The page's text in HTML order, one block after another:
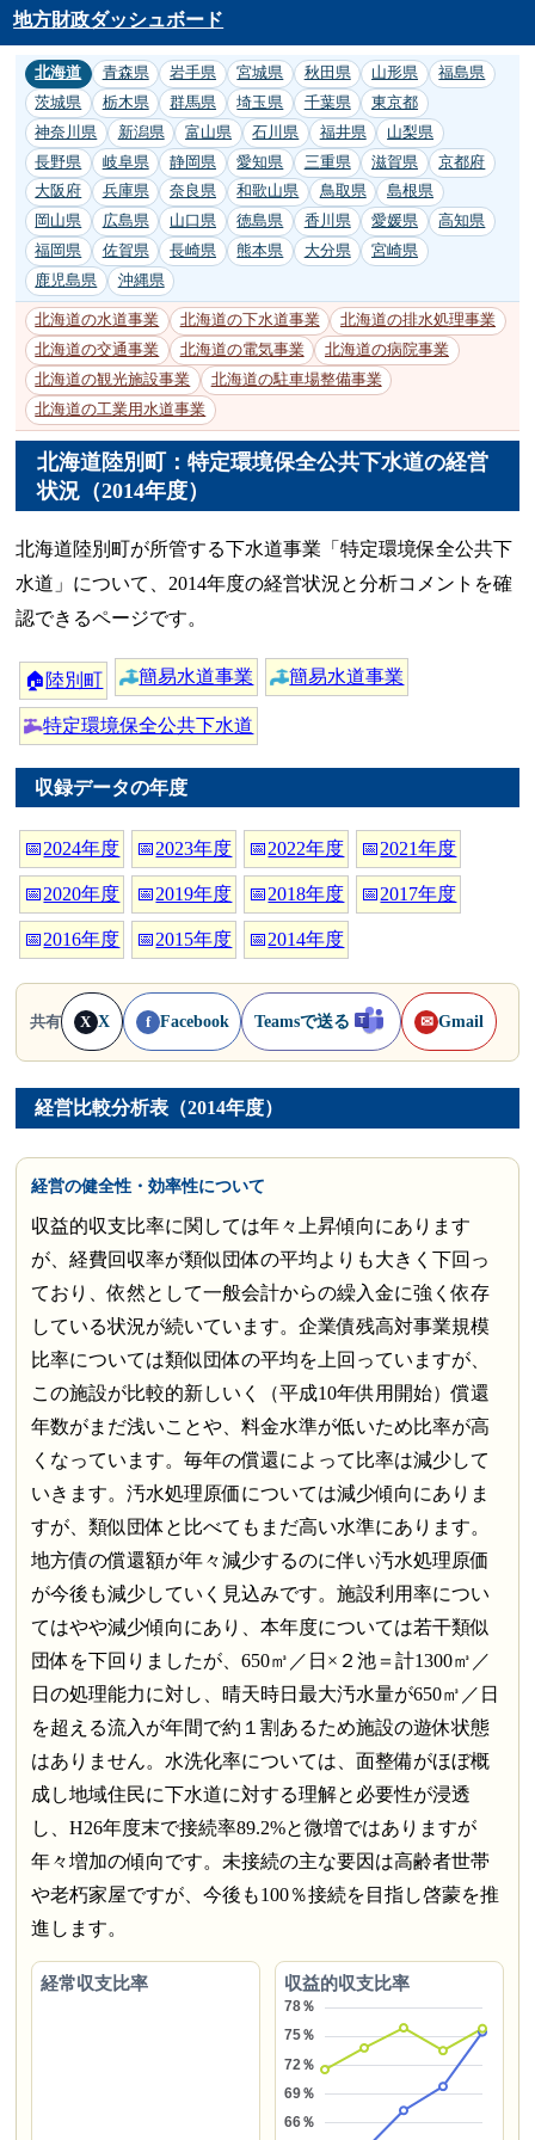
地方財政ダッシュボード
北海道 青森県 岩手県 宮城県 秋田県 山形県
福島県
茨城県
栃木県 群馬県 埼玉県 千葉県
東京都
神奈川県
新潟県 富山県 石川県 福井県
山梨県
長野県
岐阜県 静岡県 愛知県 三重県 滋賀県
京都府
大阪府
兵庫県 奈良県 和歌山県 鳥取県
島根県
岡山県
広島県 山口県 徳島県 香川県 愛媛県
高知県
福岡県
佐賀県 長崎県 熊本県 大分県
宮崎県
鹿児島県
沖縄県
北海道の水道事業 北海道の下水道事業
北海道の排水処理事業
北海道の交通事業
北海道の電気事業
北海道の病院事業
北海道の観光施設事業
北海道の駐車場整備事業
北海道の工業用水道事業
北海道陸別町：特定環境保全公共下水道の経営
状況（2014年度）
北海道陸別町が所管する下水道事業「特定環境保全公共下
水道」について、2014年度の経営状況と分析コメントを確
認できるページです。
🏠 陸別町 簡易水道事業 簡易水道事業
特定環境保全公共下水道
収録データの年度
📅2024年度 📅2023年度 📅2022年度 📅2021年度
📅2020年度 📅2019年度 📅2018年度 📅2017年度
📅2016年度 📅2015年度 📅2014年度
共有 X X f Facebook Teamsで送る ✉ Gmail
経営比較分析表（2014年度）
経営の健全性・効率性について
収益的収支比率に関しては年々上昇傾向にあります
が、経費回収率が類似団体の平均よりも大きく下回っ
ており、依然として一般会計からの繰入金に強く依存
している状況が続いています。企業債残高対事業規模
比率については類似団体の平均を上回っていますが、
この施設が比較的新しいく（平成10年供用開始）償還
年数がまだ浅いことや、料金水準が低いため比率が高
くなっています。毎年の償還によって比率は減少して
いきます。汚水処理原価については減少傾向にありま
すが、類似団体と比べてもまだ高い水準にあります。
地方債の償還額が年々減少するのに伴い汚水処理原価
が今後も減少していく見込みです。施設利用率につい
てはやや減少傾向にあり、本年度については若干類似
団体を下回りましたが、650㎥／日×２池＝計1300㎥／
日の処理能力に対し、晴天時日最大汚水量が650㎥／日
を超える流入が年間で約１割あるため施設の遊休状態
はありません。水洗化率については、面整備がほぼ概
成し地域住民に下水道に対する理解と必要性が浸透
し、H26年度末で接続率89.2%と微増ではありますが
年々増加の傾向です。未接続の主な要因は高齢者世帯
や老朽家屋ですが、今後も100％接続を目指し啓蒙を推
進します。
経常収支比率 収益的収支比率